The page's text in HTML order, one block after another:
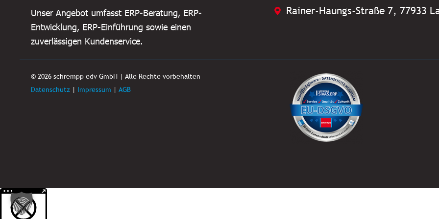
Unser Angebot umfasst ERP-Beratung, ERP-
Entwicklung, ERP-Einführung sowie einen
zuverlässigen Kundenservice.
Rainer-Haungs-Straße 7, 77933
© 2026 schrempp edv GmbH | Alle Rechte vorbehalten
Datenschutz| Impressum | AGB
Weitere Informationen über den gesperrten Inhalt.